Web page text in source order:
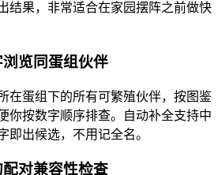
结果，非常适合在家园摆阵之前做快
览同蛋组伙伴
在蛋组下的所有可繁殖伙伴，按图鉴
你按数字顺序排查。自动补全支持中
即出候选，不用记全名。
对兼容性检查